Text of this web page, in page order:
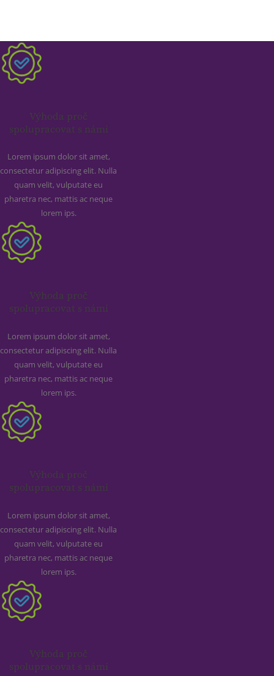
Výhoda proč
spolupracovat s námi
Lorem ipsum dolor sit amet,
consectetur adipiscing elit. Nulla
quam velit, vulputate eu
pharetra nec, mattis ac neque
lorem ips.
Výhoda proč
spolupracovat s námi
Lorem ipsum dolor sit amet,
consectetur adipiscing elit. Nulla
quam velit, vulputate eu
pharetra nec, mattis ac neque
lorem ips.
Výhoda proč
spolupracovat s námi
Lorem ipsum dolor sit amet,
consectetur adipiscing elit. Nulla
quam velit, vulputate eu
pharetra nec, mattis ac neque
lorem ips.
Výhoda proč
spolupracovat s námi